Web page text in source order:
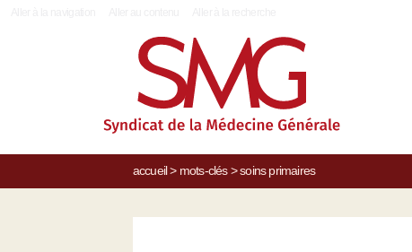
accueil> mots-clés> soins primaires